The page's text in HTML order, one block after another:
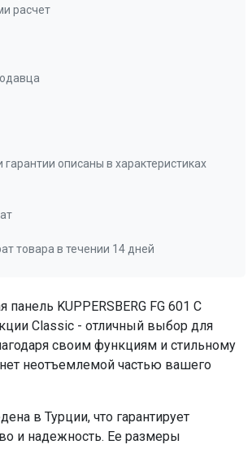
кВт: задняя левая
кВт: задняя правая
панель KUPPERSBERG FG 601 C
Classic - отличный выбор для
своим функциям и стильному
неотъемлемой частью вашего
в Турции, что гарантирует
и надежность. Ее размеры
расчет
гарантии описаны в характеристиках
товара в течении 14 дней